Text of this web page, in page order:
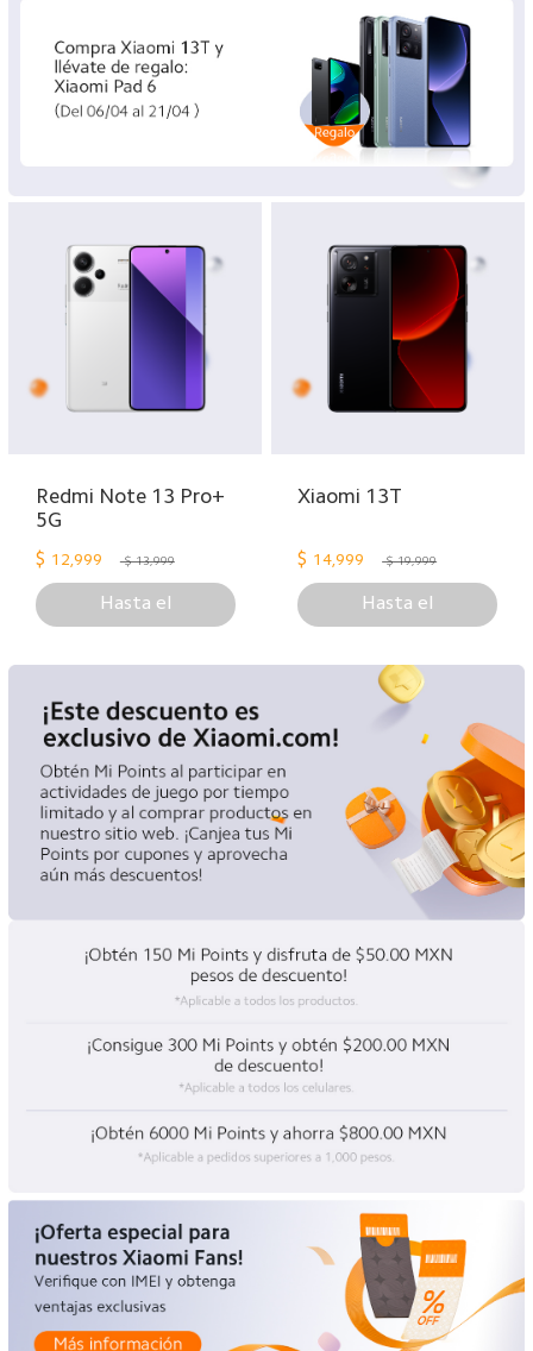
Redmi Note 13 Pro+
5G
$ 12,999 $ 13,999
Hasta el
Xiaomi 13T
$ 14,999 $ 19,999
Hasta el